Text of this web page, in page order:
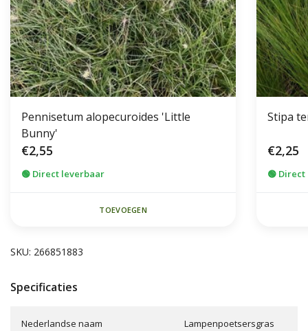
Pennisetum alopecuroides 'Little
Bunny'
€2,55
🟢 Direct leverbaar
TOEVOEGEN
Stipa
€2,25
🟢
SKU: 266851883
Specificaties
Nederlandse naam Lampenpoetsersgras